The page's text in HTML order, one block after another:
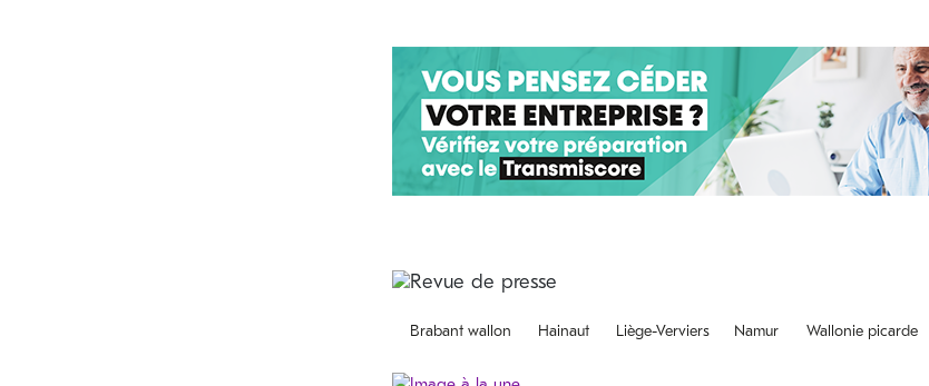
Brabant wallon Hainaut Liège-Verviers Namur Wallonie picarde